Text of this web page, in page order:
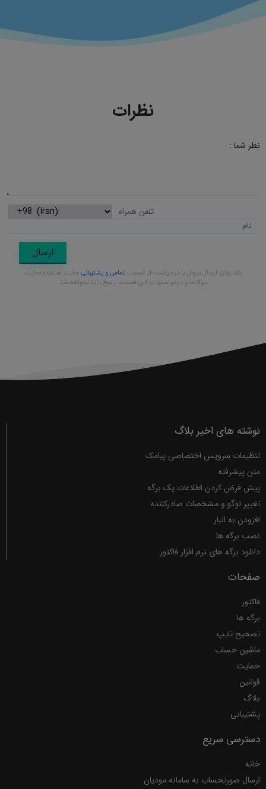
نظرات
نظر شما :
ارسال
لطفا برای ارسال سوال یا درخواست از قسمتتماس و پشتیبانیسایت استفاده نمایید،
سوالات و درخواستها در این قسمت پاسخ داده نخواهد شد.
نوشته های اخیر بلاگ
تنظیمات سرویس اختصاصی پیامک
متن پیشرفته
پیش فرض کردن اطلاعات یک برگه
تغییر لوگو و مشخصات صادرکننده
افزودن به انبار
نصب برگه ها
دانلود برگه های نرم افزار فاکتور
صفحات
فاکتور
برگه ها
تصحیح تایپ
ماشین حساب
حمایت
قوانین
بلاگ
پشتیبانی
دسترسی سریع
خانه
ارسال صورتحساب به سامانه مودیان